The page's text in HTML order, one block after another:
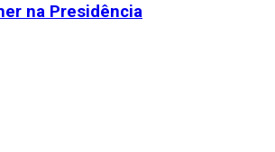
na Presidência